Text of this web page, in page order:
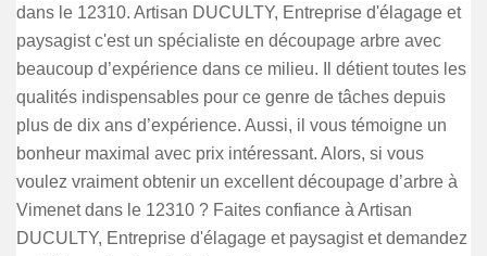
dans le 12310. Artisan DUCULTY, Entreprise d'élagage et
paysagist c'est un spécialiste en découpage arbre avec
beaucoup d’expérience dans ce milieu. Il détient toutes les
qualités indispensables pour ce genre de tâches depuis
plus de dix ans d’expérience. Aussi, il vous témoigne un
bonheur maximal avec prix intéressant. Alors, si vous
voulez vraiment obtenir un excellent découpage d’arbre à
Vimenet dans le 12310 ? Faites confiance à Artisan
DUCULTY, Entreprise d'élagage et paysagist et demandez